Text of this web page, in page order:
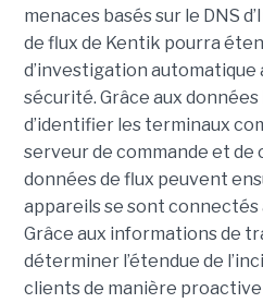
menaces basés sur le DNS
de flux de Kentik pourra
d’investigation automatique
sécurité. Grâce aux
d’identifier les terminaux
serveur de commande et de
données de flux peuvent
appareils se sont connectés
Grâce aux informations de
déterminer l’étendue de
clients de manière proactive